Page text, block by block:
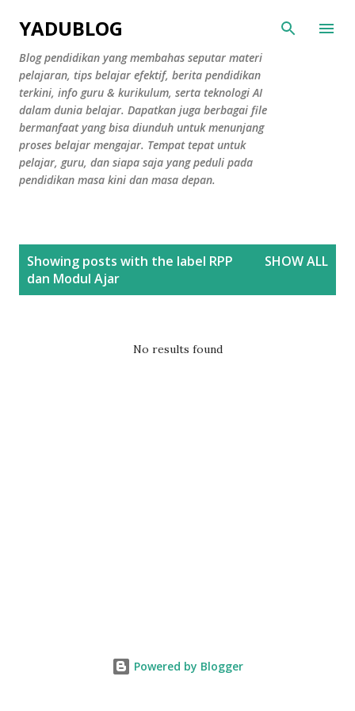
YADUBLOG
Blog pendidikan yang membahas seputar materi
pelajaran, tips belajar efektif, berita pendidikan
terkini, info guru & kurikulum, serta teknologi AI
dalam dunia belajar. Dapatkan juga berbagai file
bermanfaat yang bisa diunduh untuk menunjang
proses belajar mengajar. Tempat tepat untuk
pelajar, guru, dan siapa saja yang peduli pada
pendidikan masa kini dan masa depan.
Showing posts with the label RPP
dan Modul Ajar
SHOW ALL
No results found
Powered by Blogger